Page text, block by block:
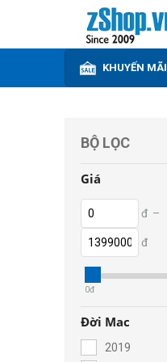
KHUYẾN MÃI
BỘ LỌC
Giá
đ –
đ
0đ
Đời Mac
2019